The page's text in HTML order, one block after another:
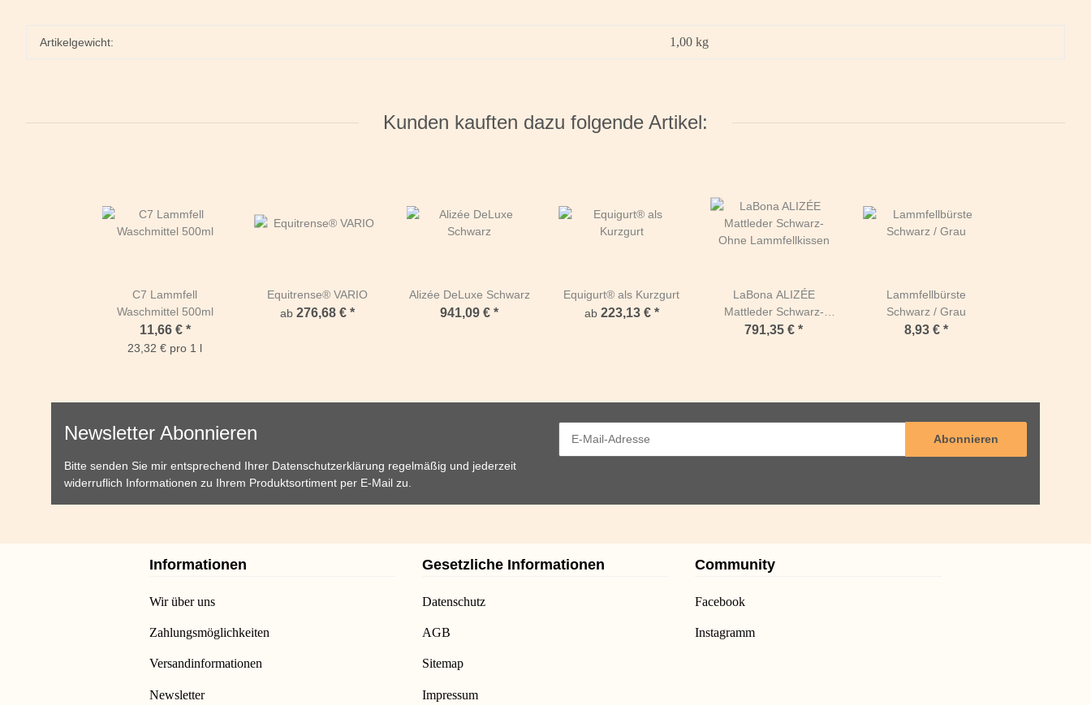
Artikelgewicht: 1,00 kg
Kunden kauften dazu folgende Artikel:
C7 Lammfell
Waschmittel 500ml
11,66 € *
23,32 € pro 1 l
Equitrense® VARIO
ab 276,68 € *
Alizée DeLuxe Schwarz
941,09 €*
Equigurt® als Kurzgurt
ab 223,13 € *
LaBona ALIZÉE
Mattleder Schwarz-
Ohne Lammfellkissen
791,35 €*
Lammfellbürste
Schwarz / Grau
8,93 € *
Newsletter Abonnieren
Bitte senden Sie mir entsprechend Ihrer Datenschutzerklärung regelmäßig und jederzeit
widerruflich Informationen zu Ihrem Produktsortiment per E-Mail zu.
Abonnieren
Informationen
Wir über uns
Zahlungsmöglichkeiten
Versandinformationen
Newsletter
Gesetzliche Informationen
Datenschutz
AGB
Sitemap
Impressum
Community
Facebook
Instagramm